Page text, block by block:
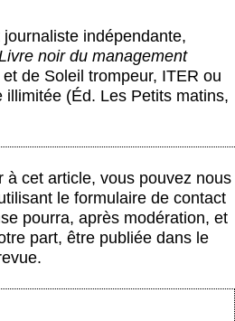
indépendante,
noir du management
de Soleil trompeur, ITER ou
illimitée (Éd. Les Petits matins,
à cet article, vous pouvez nous
le formulaire de contact
pourra, après modération, et
part, être publiée dans le